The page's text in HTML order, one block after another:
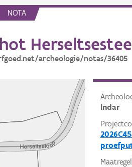
NOTA
archeologie/notas/36405
Indar